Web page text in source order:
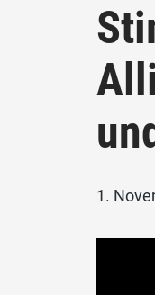
1.